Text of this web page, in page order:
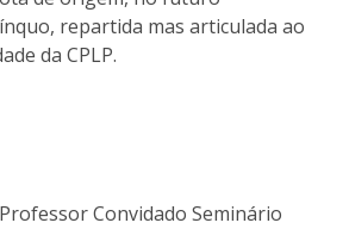
repartida mas articulada ao
da CPLP.
Convidado Seminário